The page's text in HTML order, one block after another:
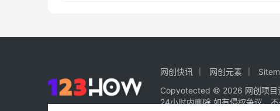
网创快讯 网创元素
Copyotected © 2026 网创项目
24小时内删除.如有侵权争议、